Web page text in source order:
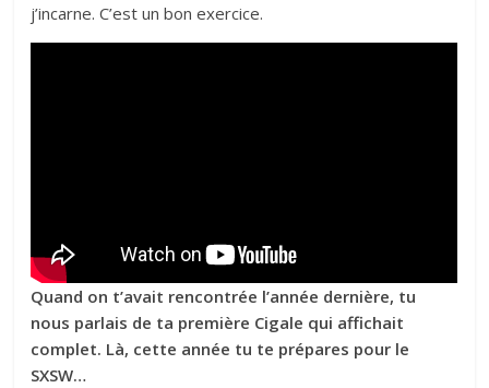
j’incarne. C’est un bon exercice.
Quand on t’avait rencontrée l’année dernière, tu
nous parlais de ta première Cigale qui affichait
complet. Là, cette année tu te prépares pour le
SXSW…